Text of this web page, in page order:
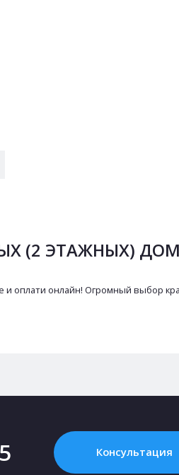
(2 ЭТАЖНЫХ)
и оплати онлайн! Огромный выбор
Консультация